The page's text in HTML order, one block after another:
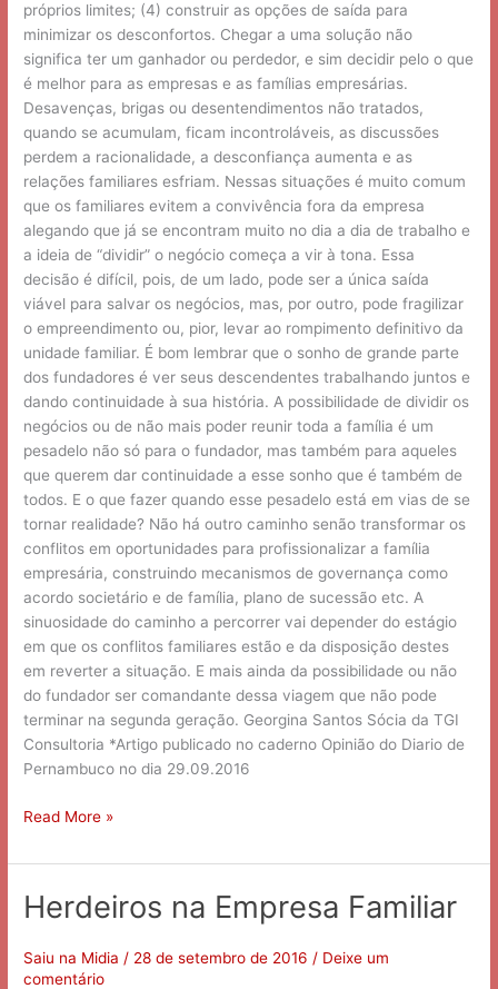
próprios limites; (4) construir as opções de saída para
minimizar os desconfortos. Chegar a uma solução não
significa ter um ganhador ou perdedor, e sim decidir pelo o que
é melhor para as empresas e as famílias empresárias.
Desavenças, brigas ou desentendimentos não tratados,
quando se acumulam, ficam incontroláveis, as discussões
perdem a racionalidade, a desconfiança aumenta e as
relações familiares esfriam. Nessas situações é muito comum
que os familiares evitem a convivência fora da empresa
alegando que já se encontram muito no dia a dia de trabalho e
a ideia de “dividir” o negócio começa a vir à tona. Essa
decisão é difícil, pois, de um lado, pode ser a única saída
viável para salvar os negócios, mas, por outro, pode fragilizar
o empreendimento ou, pior, levar ao rompimento definitivo da
unidade familiar. É bom lembrar que o sonho de grande parte
dos fundadores é ver seus descendentes trabalhando juntos e
dando continuidade à sua história. A possibilidade de dividir os
negócios ou de não mais poder reunir toda a família é um
pesadelo não só para o fundador, mas também para aqueles
que querem dar continuidade a esse sonho que é também de
todos. E o que fazer quando esse pesadelo está em vias de se
tornar realidade? Não há outro caminho senão transformar os
conflitos em oportunidades para profissionalizar a família
empresária, construindo mecanismos de governança como
acordo societário e de família, plano de sucessão etc. A
sinuosidade do caminho a percorrer vai depender do estágio
em que os conflitos familiares estão e da disposição destes
em reverter a situação. E mais ainda da possibilidade ou não
do fundador ser comandante dessa viagem que não pode
terminar na segunda geração. Georgina Santos Sócia da TGI
Consultoria *Artigo publicado no caderno Opinião do Diario de
Pernambuco no dia 29.09.2016
Read More »
Herdeiros na Empresa Familiar
Saiu na Midia / 28 de setembro de 2016 / Deixe um
comentário
Herdeiros
na
Empresa
Familiar